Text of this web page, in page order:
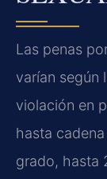
Las penas
varían según
violación en
hasta
grado, hasta